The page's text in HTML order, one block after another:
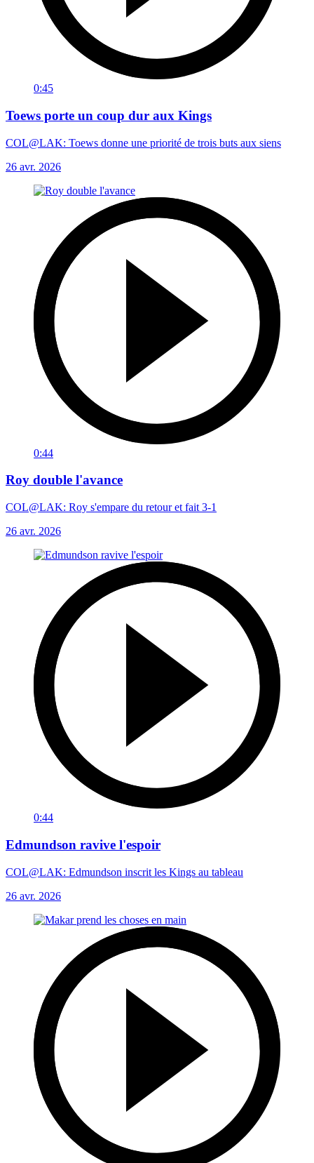
0:45
Toews porte un coup dur aux Kings
COL@LAK: Toews donne une priorité de trois buts aux siens
26 avr. 2026
0:44
Roy double l'avance
COL@LAK: Roy s'empare du retour et fait 3-1
26 avr. 2026
0:44
Edmundson ravive l'espoir
COL@LAK: Edmundson inscrit les Kings au tableau
26 avr. 2026